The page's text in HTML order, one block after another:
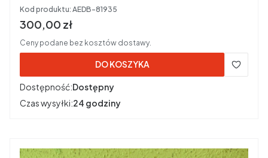
Kod produktu: AEDB-81935
Cena brutto
300,00 zł
Ceny podane bez kosztów dostawy.
DO KOSZYKA
Dostępność:Dostępny
Czas wysyłki:24 godziny